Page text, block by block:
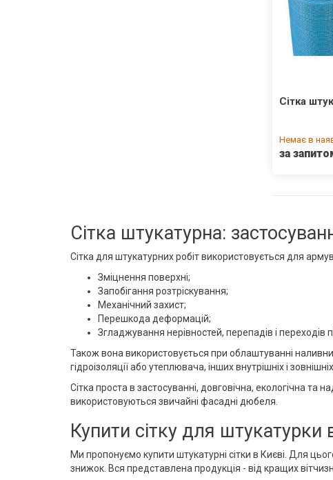
Сітка штукатурна:
Сітка для штукатурних робіт використовується для
Зміцнення поверхні;
Запобігання розтріскування;
Механічний захист;
Перешкода деформацій;
Згладжування нерівностей, перепадів і переходів
Також вона використовується при облаштуванні
гідроізоляції або утеплювача, інших внутрішніх і
Сітка проста в застосуванні, довговічна, екологічна та
використовуються звичайні фасадні дюбеля.
Купити сітку для штукатурки
Ми пропонуємо купити штукатурні сітки в Києві. Для
знижок. Вся представлена ​​продукція - від кращих
Сітка
Немає в
за